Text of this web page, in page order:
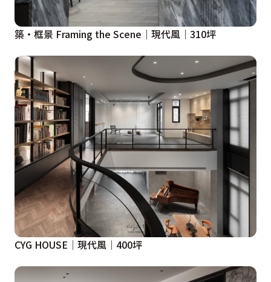
合照明、轉換軌道燈，營造光影自由穿梭場域氛圍。
築・框景 Framing the Scene｜現代風｜310坪
CYG HOUSE│現代風│400坪